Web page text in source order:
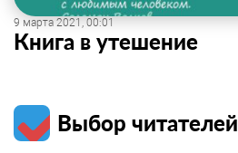
9 марта 2021, 00:01
Книга в утешение
Выбор читателей